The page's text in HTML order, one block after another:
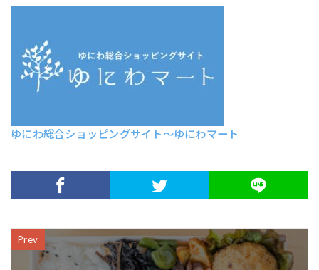
ゆにわ総合ショッピングサイト〜ゆにわマート
Prev